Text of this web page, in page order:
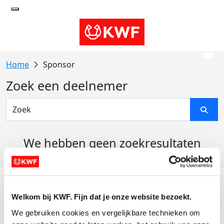
Welkom bij KWF. Fijn dat je onze website bezoekt.
We gebruiken cookies en vergelijkbare technieken om
Sponsor
Zoek een deelnemer
We hebben geen zoekresultaten
Actiematerialen
Evenementen